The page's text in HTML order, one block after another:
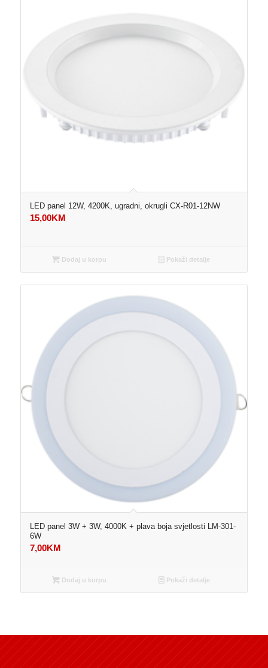
LED panel 12W, 4200K, ugradni, okrugli CX-R01-12NW
15,00KM
Dodaj u korpu Pokaži detalje
LED panel 3W + 3W, 4000K + plava boja svjetlosti LM-301-
6W
7,00KM
Dodaj u korpu Pokaži detalje